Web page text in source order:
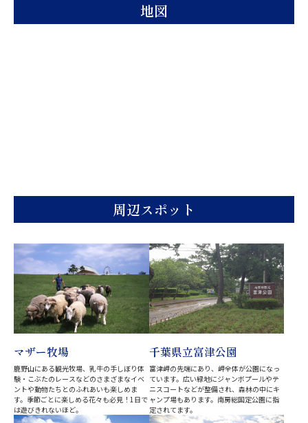
地図
周辺スポット
マザー牧場
鹿野山にある観光牧場、乳牛の手しぼり体
験・こぶたのレースなどのさまざまなイベ
ントや動物たちとのふれあいも楽しめま
す。季節ごとに楽しめる花々も必見！1日で
は遊びきれないほど。
千葉県立富津公園
富津岬の先端にあり、岬全体が公園になっ
ています。広い緑地にジャンボプールやテ
ニスコートなどが整備され、森林の中にキ
ャンプ場もあります。南房総国定公園に指
定されてます。